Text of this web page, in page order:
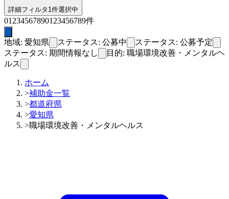
詳細フィルタ 1件選択中
01 2345678901 23456789件
地域: 愛知県 ステータス: 公募中
ステータス: 公募予定
ステータス: 期間情報なし
目的: 職場環境改善・メンタルヘ
ルス
ホーム
>補助金一覧
>都道府県
>愛知県
>職場環境改善・メンタルヘルス